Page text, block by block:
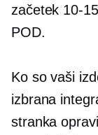
začetek 10-15
POD.
Ko so vaši
izbrana
stranka